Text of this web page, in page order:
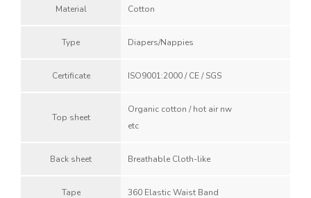
Material Cotton
Type Diapers/Nappies
Certificate ISO9001:2000 / CE / SGS
Top sheet
Organic cotton / hot air nw
etc
Back sheet Breathable Cloth-like
Tape 360 Elastic Waist Band